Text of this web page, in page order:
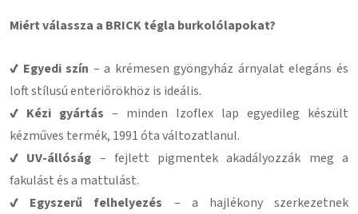
Miért válassza a BRICK tégla burkolólapokat?
✔ Egyedi szín – a krémesen gyöngyház árnyalat elegáns és
loft stílusú enteriőrökhöz is ideális.
✔ Kézi gyártás – minden Izoflex lap egyedileg készült
kézműves termék, 1991 óta változatlanul.
✔ UV-állóság – fejlett pigmentek akadályozzák meg a
fakulást és a mattulást.
✔ Egyszerű felhelyezés – a hajlékony szerkezetnek